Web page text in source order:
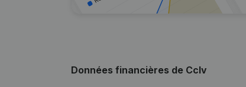
Données financières de Cclv